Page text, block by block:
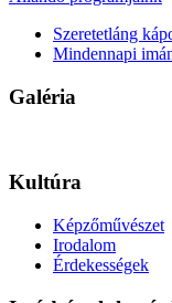
Szeretetláng
Mindennapi
Galéria
Kultúra
Képzőművészet
Irodalom
Érdekességek